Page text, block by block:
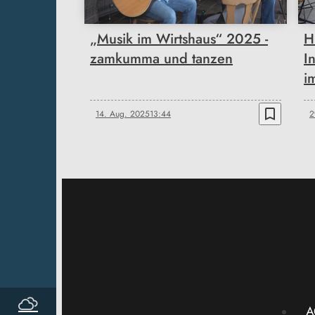
„Musik im Wirtshaus“ 2025 -
zamkumma und tanzen
14. Aug. 202513:44 bookmark_border